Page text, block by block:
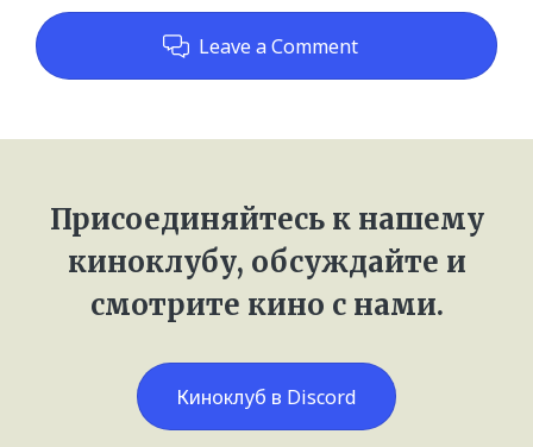
Leave a Comment
Присоединяйтесь к нашему
киноклубу, обсуждайте и
смотрите кино с нами.
Киноклуб в Discord